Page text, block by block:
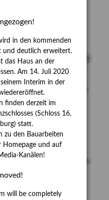
Enteignung
estrusker Exlibris
Florenz Fotografie
heute
Preis
Gerhard Kurt Müller
Mythologie
Kirchhoff Heldinnen
Jahresempfang
Kunst
Kunst von Kühl
Lehmbruck
Marstall
Natur
Neue Remise
in den kommenden
und deutlich erweitert.
das Haus an der
Am 14. Juli 2020
Interim in der
finden derzeit im
(Schloss 16,
statt.
zu den Bauarbeiten
Homepage und auf
Kanälen!
will be completely